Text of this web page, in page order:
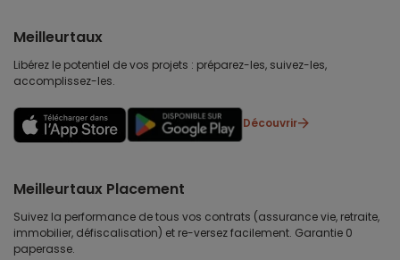
Meilleurtaux
Libérez le potentiel de vos projets : préparez-les, suivez-les,
accomplissez-les.
Découvrir
Meilleurtaux Placement
Suivez la performance de tous vos contrats (assurance vie, retraite,
immobilier, défiscalisation) et re-versez facilement. Garantie 0
paperasse.